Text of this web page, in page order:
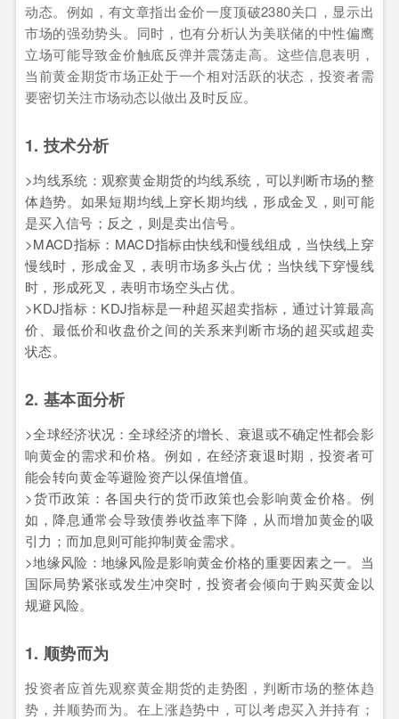
动态。例如，有文章指出金价一度顶破2380关口，显示出
市场的强劲势头。同时，也有分析认为美联储的中性偏鹰
立场可能导致金价触底反弹并震荡走高。这些信息表明，
当前黄金期货市场正处于一个相对活跃的状态，投资者需
要密切关注市场动态以做出及时反应。
1. 技术分析
>均线系统：观察黄金期货的均线系统，可以判断市场的整
体趋势。如果短期均线上穿长期均线，形成金叉，则可能
是买入信号；反之，则是卖出信号。
>MACD指标：MACD指标由快线和慢线组成，当快线上穿
慢线时，形成金叉，表明市场多头占优；当快线下穿慢线
时，形成死叉，表明市场空头占优。
>KDJ指标：KDJ指标是一种超买超卖指标，通过计算最高
价、最低价和收盘价之间的关系来判断市场的超买或超卖
状态。
2. 基本面分析
>全球经济状况：全球经济的增长、衰退或不确定性都会影
响黄金的需求和价格。例如，在经济衰退时期，投资者可
能会转向黄金等避险资产以保值增值。
>货币政策：各国央行的货币政策也会影响黄金价格。例
如，降息通常会导致债券收益率下降，从而增加黄金的吸
引力；而加息则可能抑制黄金需求。
>地缘风险：地缘风险是影响黄金价格的重要因素之一。当
国际局势紧张或发生冲突时，投资者会倾向于购买黄金以
规避风险。
1. 顺势而为
投资者应首先观察黄金期货的走势图，判断市场的整体趋
势，并顺势而为。在上涨趋势中，可以考虑买入并持有；